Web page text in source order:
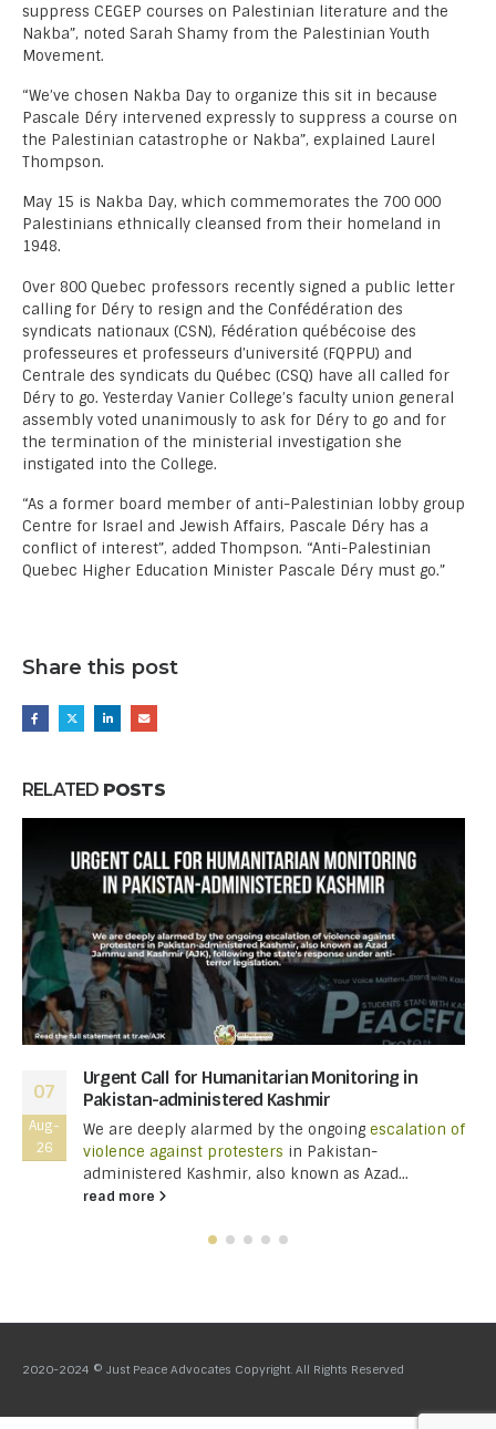
suppress CEGEP courses on Palestinian literature and the
Nakba”, noted Sarah Shamy from the Palestinian Youth
Movement.
“We’ve chosen Nakba Day to organize this sit in because
Pascale Déry intervened expressly to suppress a course on
the Palestinian catastrophe or Nakba”, explained Laurel
Thompson.
May 15 is Nakba Day, which commemorates the 700 000
Palestinians ethnically cleansed from their homeland in
1948.
Over 800 Quebec professors recently signed a public letter
calling for Déry to resign and the Confédération des
syndicats nationaux (CSN), Fédération québécoise des
professeures et professeurs d’université (FQPPU) and
Centrale des syndicats du Québec (CSQ) have all called for
Déry to go. Yesterday Vanier College’s faculty union general
assembly voted unanimously to ask for Déry to go and for
the termination of the ministerial investigation she
instigated into the College.
“As a former board member of anti-Palestinian lobby group
Centre for Israel and Jewish Affairs, Pascale Déry has a
conflict of interest”, added Thompson. “Anti-Palestinian
Quebec Higher Education Minister Pascale Déry must go.”
Share this post
RELATED POSTS
07
Aug-
26
Urgent Call for Humanitarian Monitoring in
Pakistan-administered Kashmir
We are deeply alarmed by the ongoing escalation of
violence against protesters in Pakistan-
administered Kashmir, also known as Azad...
read more
2020-2024 © Just Peace Advocates Copyright. All Rights Reserved